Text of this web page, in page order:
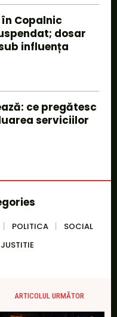
Copalnic
dosar
influența
ce pregătesc
serviciilor
POLITICA
SOCIAL
JUSTITIE
ARTICOLUL URMĂTOR